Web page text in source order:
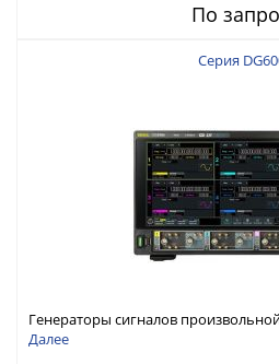
По
Серия
Генераторы сигналов
DG6000 до 500 МГц или до 1 ГГц
Далее